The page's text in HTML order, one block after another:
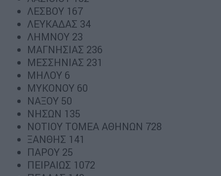
ΛΕΣΒΟΥ 167
ΛΕΥΚΑΔΑΣ 34
ΛΗΜΝΟΥ 23
ΜΑΓΝΗΣΙΑΣ 236
ΜΕΣΣΗΝΙΑΣ 231
ΜΗΛΟΥ 6
ΜΥΚΟΝΟΥ 60
ΝΑΞΟΥ 50
ΝΗΣΩΝ 135
ΝΟΤΙΟΥ ΤΟΜΕΑ ΑΘΗΝΩΝ 728
ΞΑΝΘΗΣ 141
ΠΑΡΟΥ 25
ΠΕΙΡΑΙΩΣ 1072